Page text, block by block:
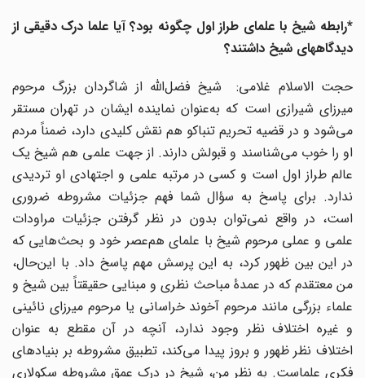
*رابطه شیخ با علمای طراز اول چگونه بود؟ آیا علما درک دقیقی از
دیدگاههای شیخ داشتند؟
حجت الاسلام غلامی: شیخ فضل‌الله از شاگردان بزرگ مرحوم
میرزای شیرازی است که به‌عنوان نماینده ایشان در تهران مستقر
می‌شود و در قضیه تحریم تنباکو هم نقش کلیدی دارد، ضمناً مردم
او را خوب می‌شناسند و قبولش دارند. از جهت علمی هم شیخ یک
عالم طراز اول است و کسی در مرتبه علمی و اجتهادی او تردیدی
ندارد. برای پاسخ به سؤال شما فهم جزئیات مشروطه ضروری
است، در واقع نمی‌توان بدون در نظر گرفتن جزئیات مراودات
علمی و عملی مرحوم شیخ با علمای هم‌عصر خود و بحث‌هایی که
در این‌ بین ظهور کرد، به این پرسش مهم پاسخ داد. با این‌حال،
من معتقدم که در عمدۀ مباحث نظری و مبنایی حقیقتاً بین شیخ و
علماء بزرگی مانند مرحوم آخوند خراسانی یا مرحوم میرزای نائینی
و غیره اختلاف‌ نظر وجود ندارد، آنچه در آن مقطع به‌ عنوان
اختلاف‌ نظر ظهور و بروز پیدا می‌کند، تطبیق مشروطه بر بنیادهای
فکری علماست. به نظر من، شیخ در درک عمق مشروطه‌ سکولاری